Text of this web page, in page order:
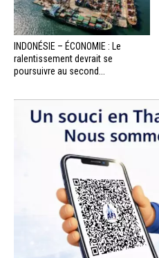
INDONÉSIE – ÉCONOMIE : Le
ralentissement devrait se
poursuivre au second...